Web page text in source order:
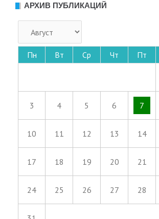
АРХИВ ПУБЛИКАЦИЙ
Пн Вт Ср Чт Пт
3 4 5 6 7
10 11 12 13 14
17 18 19 20 21
24 25 26 27 28